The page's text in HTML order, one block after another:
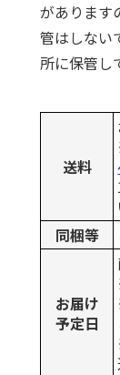
があります
管はしない
所に保管し
送料
同梱等
お届け
予定日